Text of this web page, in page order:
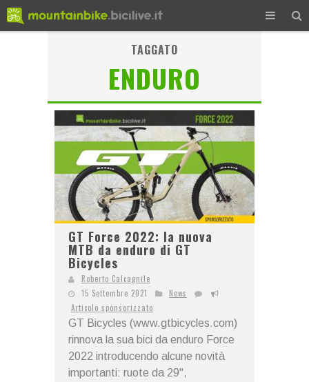
TAGGATO
ENDURO
GT Force 2022: la nuova
MTB da enduro di GT
Bicycles
Roberto Calcagnile
15 Settembre 2021
News
Articolo sponsorizzato
GT Bicycles (www.gtbicycles.com)
rinnova la sua bici da enduro Force
2022 introducendo alcune novità
importanti: ruote da 29",